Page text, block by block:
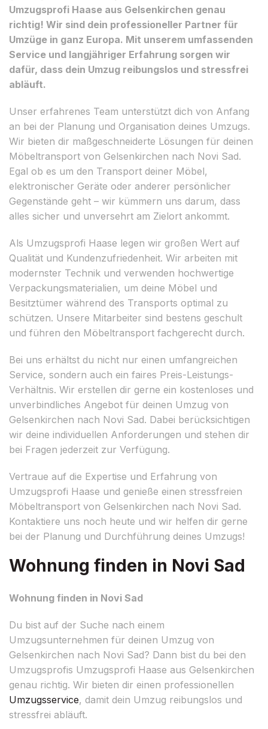
Umzugsprofi Haase aus Gelsenkirchen genau
richtig! Wir sind dein professioneller Partner für
Umzüge in ganz Europa. Mit unserem umfassenden
Service und langjähriger Erfahrung sorgen wir
dafür, dass dein Umzug reibungslos und stressfrei
abläuft.
Unser erfahrenes Team unterstützt dich von Anfang
an bei der Planung und Organisation deines Umzugs.
Wir bieten dir maßgeschneiderte Lösungen für deinen
Möbeltransport von Gelsenkirchen nach Novi Sad.
Egal ob es um den Transport deiner Möbel,
elektronischer Geräte oder anderer persönlicher
Gegenstände geht – wir kümmern uns darum, dass
alles sicher und unversehrt am Zielort ankommt.
Als Umzugsprofi Haase legen wir großen Wert auf
Qualität und Kundenzufriedenheit. Wir arbeiten mit
modernster Technik und verwenden hochwertige
Verpackungsmaterialien, um deine Möbel und
Besitztümer während des Transports optimal zu
schützen. Unsere Mitarbeiter sind bestens geschult
und führen den Möbeltransport fachgerecht durch.
Bei uns erhältst du nicht nur einen umfangreichen
Service, sondern auch ein faires Preis-Leistungs-
Verhältnis. Wir erstellen dir gerne ein kostenloses und
unverbindliches Angebot für deinen Umzug von
Gelsenkirchen nach Novi Sad. Dabei berücksichtigen
wir deine individuellen Anforderungen und stehen dir
bei Fragen jederzeit zur Verfügung.
Vertraue auf die Expertise und Erfahrung von
Umzugsprofi Haase und genieße einen stressfreien
Möbeltransport von Gelsenkirchen nach Novi Sad.
Kontaktiere uns noch heute und wir helfen dir gerne
bei der Planung und Durchführung deines Umzugs!
Wohnung finden in Novi Sad
Wohnung finden in Novi Sad
Du bist auf der Suche nach einem
Umzugsunternehmen für deinen Umzug von
Gelsenkirchen nach Novi Sad? Dann bist du bei den
Umzugsprofis Umzugsprofi Haase aus Gelsenkirchen
genau richtig. Wir bieten dir einen professionellen
Umzugsservice, damit dein Umzug reibungslos und
stressfrei abläuft.